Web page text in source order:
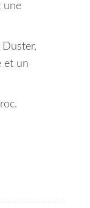
une
Duster,
et un